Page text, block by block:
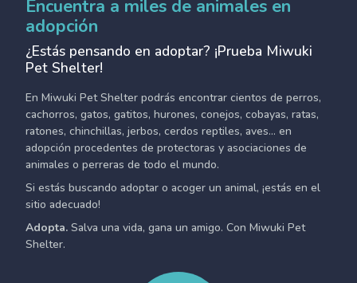
Encuentra a miles de animales en
adopción
¿Estás pensando en adoptar? ¡Prueba Miwuki
Pet Shelter!
En Miwuki Pet Shelter podrás encontrar cientos de perros,
cachorros, gatos, gatitos, hurones, conejos, cobayas, ratas,
ratones, chinchillas, jerbos, cerdos reptiles, aves... en
adopción procedentes de protectoras y asociaciones de
animales o perreras de todo el mundo.
Si estás buscando adoptar o acoger un animal, ¡estás en el
sitio adecuado!
Adopta. Salva una vida, gana un amigo. Con Miwuki Pet
Shelter.